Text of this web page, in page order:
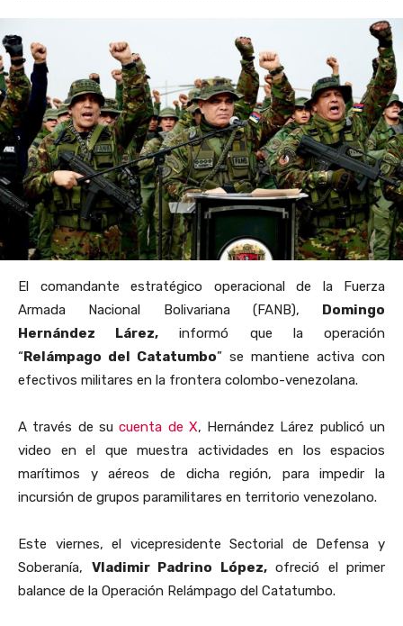
El comandante estratégico operacional de la Fuerza
Armada Nacional Bolivariana (FANB), Domingo
Hernández Lárez, informó que la operación
“Relámpago del Catatumbo” se mantiene activa con
efectivos militares en la frontera colombo-venezolana.
A través de sucuenta de X, Hernández Lárez publicó un
video en el que muestra actividades en los espacios
marítimos y aéreos de dicha región, para impedir la
incursión de grupos paramilitares en territorio venezolano.
Este viernes, el vicepresidente Sectorial de Defensa y
Soberanía, Vladimir Padrino López,ofreció el primer
balance de la Operación Relámpago del Catatumbo.